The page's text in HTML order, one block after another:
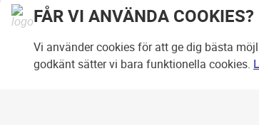
FÅR VI ANVÄNDA COOKIES?
Vi använder cookies för att ge dig bästa
godkänt sätter vi bara funktionella cookies.